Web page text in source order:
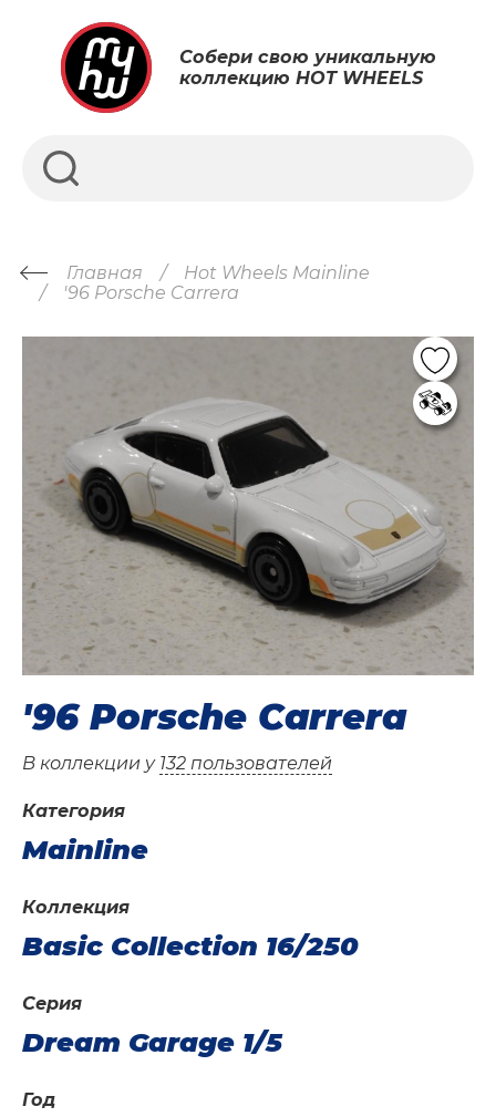
Собери свою уникальную
коллекцию HOT WHEELS
Главная
Hot Wheels Mainline
'96 Porsche Carrera
'96 Porsche Carrera
В коллекции у 132 пользователей
Категория
Mainline
Год
Коллекция
Basic Collection 16/250
Серия
Dream Garage 1/5